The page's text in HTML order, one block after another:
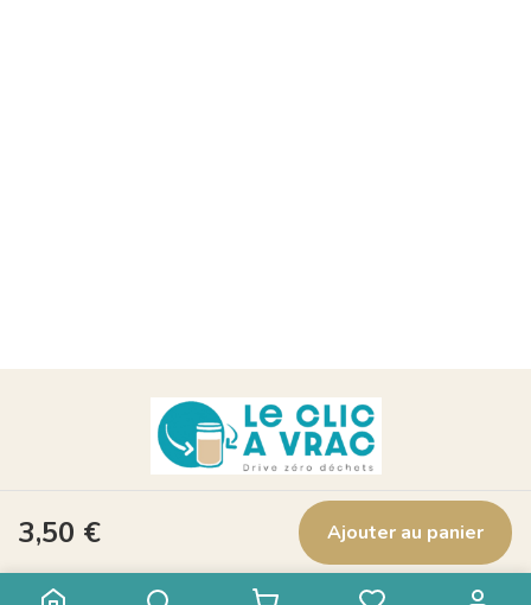
Suivez nous !
3,50 € Ajouter au panier